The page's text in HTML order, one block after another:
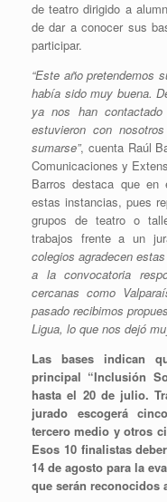
de teatro dirigido a
de dar a conocer sus
participar.
“Este año pretendemos
había sido muy buena.
ya nos han
estuvieron con
sumarse”, cuenta Raúl
Comunicaciones y
Barros destaca que en
estas instancias, pues
grupos de teatro o
trabajos frente a un
colegios agradecen
a la convocatoria
cercanas como
pasado recibimos
Ligua, lo que nos dejó
Las bases indican
principal “Inclusión
hasta el 20 de julio.
jurado escogerá
tercero medio y otros
Esos 10 finalistas
14 de agosto para la
que serán reconocidos